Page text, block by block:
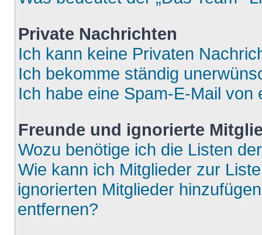
Private Nachrichten
Ich kann keine Privaten
Ich bekomme ständig
Ich habe eine Spam-E-Mail
Freunde und ignorierte
Wozu benötige ich die Listen
Wie kann ich Mitglieder zur
ignorierten Mitglieder
entfernen?